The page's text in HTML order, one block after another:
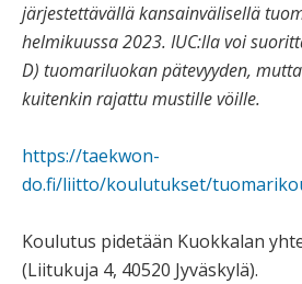
järjestettävällä kansainvälisellä
helmikuussa 2023. IUC:lla voi
D) tuomariluokan pätevyyden,
kuitenkin rajattu mustille vöille.
https://taekwon-
do.fi/liitto/koulutukset/
Koulutus pidetään Kuokkalan
(Liitukuja 4, 40520 Jyväskylä).